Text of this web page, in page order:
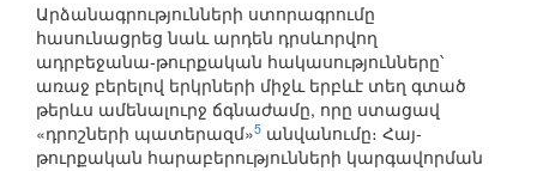
Արձանագրությունների ստորագրումը
հասունացրեց նաև արդեն դրսևորվող
ադրբեջանա-թուրքական հակասությունները՝
առաջ բերելով երկրների միջև երբևէ տեղ գտած
թերևս ամենալուրջ ճգնաժամը, որը ստացավ
«դրոշների պատերազմ»5 անվանումը։ Հայ-
թուրքական հարաբերությունների կարգավորման